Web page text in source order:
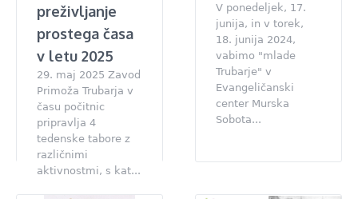
preživljanje
prostega časa
v letu 2025
29. maj 2025 Zavod
Primoža Trubarja v
času počitnic
pripravlja 4
tedenske tabore z
različnimi
aktivnostmi, s kat...
V ponedeljek, 17.
junija, in v torek,
18. junija 2024,
vabimo "mlade
Trubarje" v
Evangeličanski
center Murska
Sobota...